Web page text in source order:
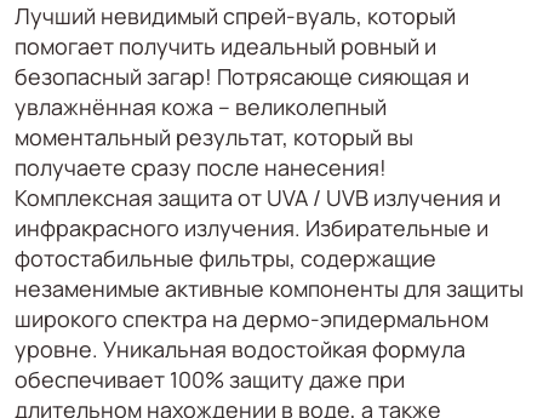
Лучший невидимый спрей-вуаль, который
помогает получить идеальный ровный и
безопасный загар! Потрясающе сияющая и
увлажнённая кожа – великолепный
моментальный результат, который вы
получаете сразу после нанесения!
Комплексная защита от UVA / UVB излучения и
инфракрасного излучения. Избирательные и
фотостабильные фильтры, содержащие
незаменимые активные компоненты для защиты
широкого спектра на дермо-эпидермальном
уровне. Уникальная водостойкая формула
обеспечивает 100% защиту даже при
длительном нахождении в воде, а также